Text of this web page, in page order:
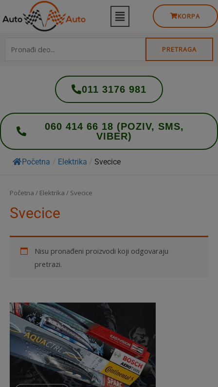
KORPA
PRETRAGA
011 3176 981
060 414 66 18 (POZIV, SMS,
VIBER)
Početna / Elektrika / Svecice
Početna / Elektrika / Svecice
Svecice
Nisu pronađeni proizvodi koji odgovaraju
pretrazi.